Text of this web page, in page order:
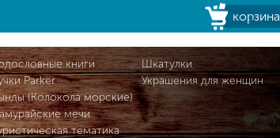
корзина
книги
Parker
(Колокола морские)
мечи
тематика
Шкатулки
Украшения для женщин